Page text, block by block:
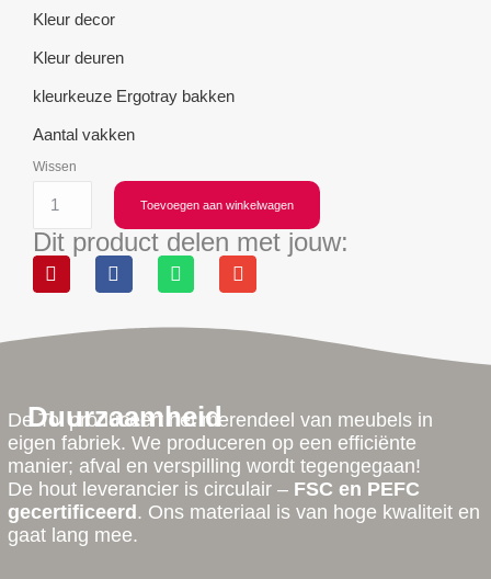
Kleur decor
Kleur deuren
kleurkeuze Ergotray bakken
Aantal vakken
Wissen
Toevoegen aan winkelwagen
Dit product delen met jouw:
Duurzaamheid
De Tol produceert het merendeel van meubels in
eigen fabriek. We produceren op een efficiënte
manier; afval en verspilling wordt tegengegaan!
De hout leverancier is circulair – FSC en PEFC
gecertificeerd. Ons materiaal is van hoge kwaliteit en
gaat lang mee.